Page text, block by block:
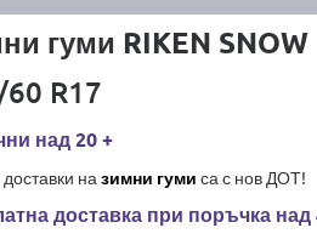
гуми RIKEN SNOW
R17
над 20 +
на зимни гуми са с нов ДОТ!
доставка при поръчка